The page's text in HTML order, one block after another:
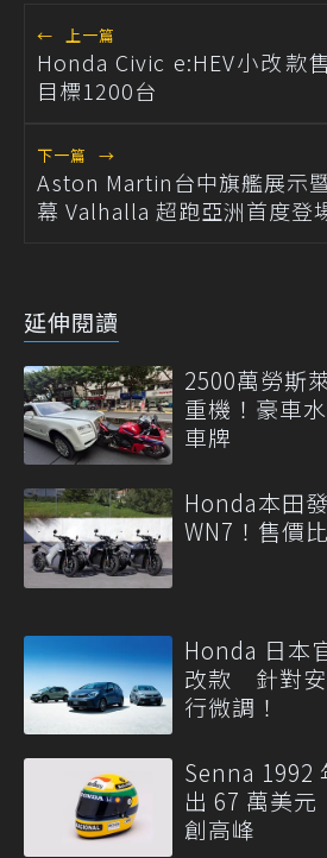
← 上一篇
Honda Civic e:HEV小改款
目標1200台
下一篇 →
Aston Martin台中旗艦展示
幕 Valhalla 超跑亞洲首度登
延伸閱讀
2500萬勞斯
重機！豪車
車牌
Honda本田
WN7！售價
Honda 日本
改款 針對安
行微調！
Senna 1992
出 67 萬美
創高峰